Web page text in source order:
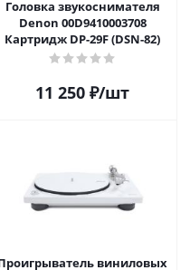
Головка звукоснимателя
Denon 00D9410003708
Картридж DP-29F (DSN-82)
11 250 ₽/шт
виниловых